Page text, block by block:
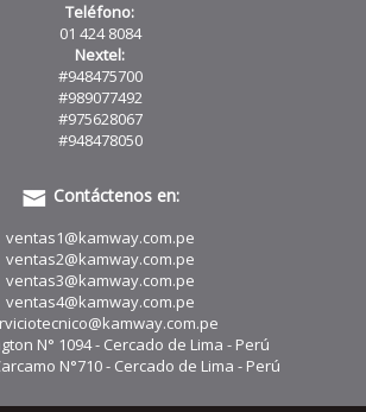
Teléfono:
01 424 8084
Nextel:
#948475700
#989077492
#975628067
#948478050
Contáctenos en:
ventas1@kamway.com.pe
ventas2@kamway.com.pe
ventas3@kamway.com.pe
ventas4@kamway.com.pe
N° 1094 - Cercado de Lima - Perú
N°710 - Cercado de Lima - Perú